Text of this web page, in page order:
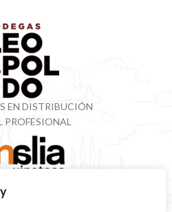
EN DISTRIBUCIÓN
PROFESIONAL
50 AÑOS ESPECIALIZADOS